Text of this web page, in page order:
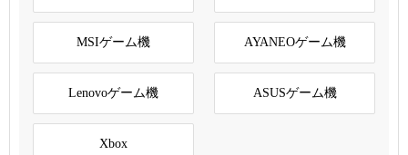
MSIゲーム機 AYANEOゲーム機
Lenovoゲーム機 ASUSゲーム機
Xbox